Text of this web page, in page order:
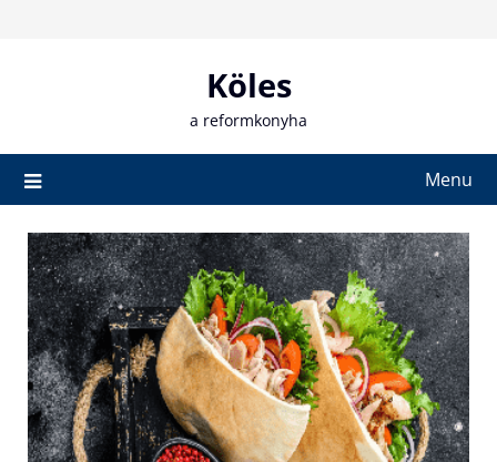
Köles
a reformkonyha
Menu